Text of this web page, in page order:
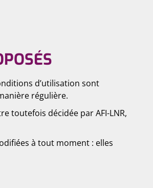
d’utilisation sont
régulière.
toutefois décidée par AFI-LNR,
à tout moment : elles